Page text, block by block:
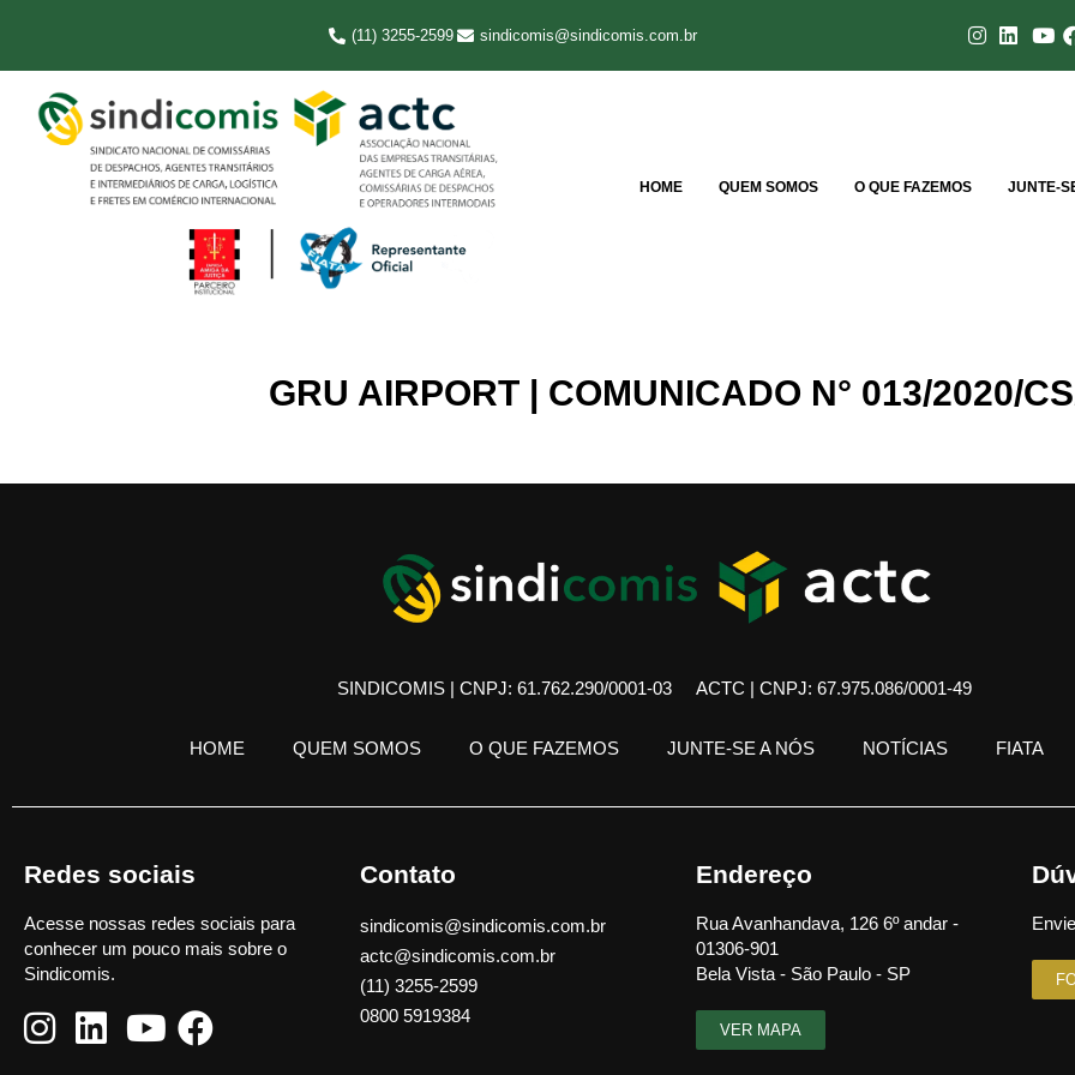
(11) 3255-2599 sindicomis@sindicomis.com.br
HOME QUEM SOMOS O QUE FAZEMOS JUNTE-
GRU AIRPORT | COMUNICADO N° 013/2020/
SINDICOMIS | CNPJ: 61.762.290/0001-03 ACTC | CNPJ: 67.975.086/0001-49
HOME QUEM SOMOS O QUE FAZEMOS JUNTE-SE A NÓS NOTÍCIAS FIATA
Redes sociais
Acesse nossas redes sociais para
conhecer um pouco mais sobre o
Sindicomis.
Contato
sindicomis@sindicomis.com.br
actc@sindicomis.com.br
(11) 3255-2599
0800 5919384
Endereço
Rua Avanhandava, 126 6º andar -
01306-901
Bela Vista - São Paulo - SP
VER MAPA